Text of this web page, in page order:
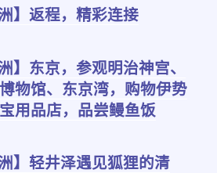
】返程，精彩连接
】东京，参观明治神宫、
物馆、东京湾，购物伊势
用品店，品尝鳗鱼饭
】轻井泽遇见狐狸的清